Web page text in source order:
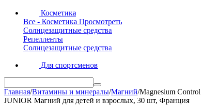
Косметика
Все - Косметика Просмотреть
Солнцезащитные средства
Репелленты
Солнцезащитные средства
Для спортсменов
Главная/Витамины и минералы/Магний/Magnesium Control
JUNIOR Магний для детей и взрослых, 30 шт, Франция